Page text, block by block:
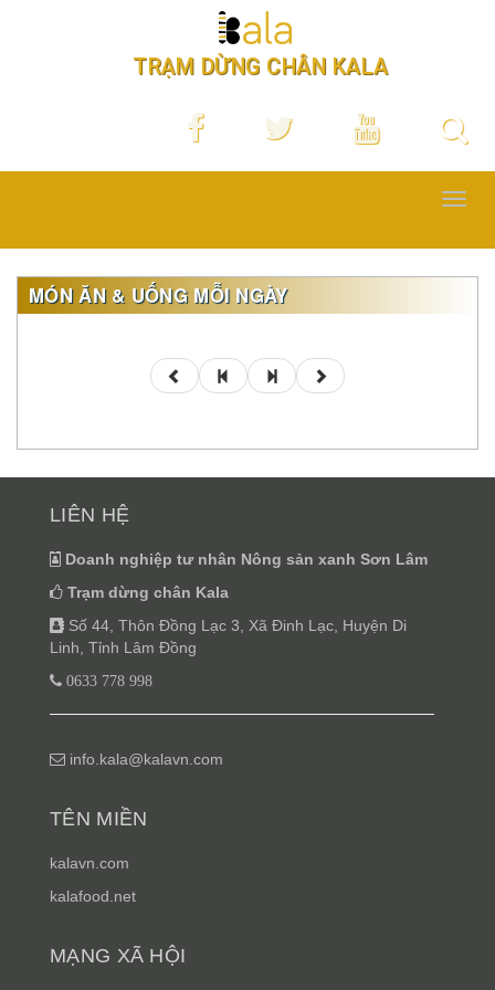
TRẠM DỪNG CHÂN KALA
MÓN ĂN & UỐNG MỖI NGÀY
LIÊN HỆ
Doanh nghiệp tư nhân Nông sản xanh Sơn Lâm
Trạm dừng chân Kala
Số 44, Thôn Đồng Lạc 3, Xã Đinh Lạc, Huyện Di
Linh, Tỉnh Lâm Đồng
0633 778 998
info.kala@kalavn.com
TÊN MIỀN
kalavn.com
kalafood.net
MẠNG XÃ HỘI